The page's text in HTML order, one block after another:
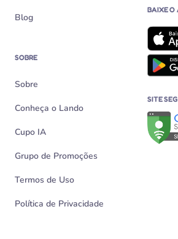
Blog
SOBRE
Sobre
Conheça o Lando
Cupo IA
Grupo de Promoções
Termos de Uso
Política de Privacidade
BAIXE O
SITE